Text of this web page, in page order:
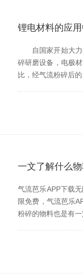
锂电材料的应
自国家开始大力推
碎研磨设备，电极材
比，经气流粉碎后
一文了解什么
气流芭乐APP下载无
限免费，气流芭
粉碎的物料也是有一